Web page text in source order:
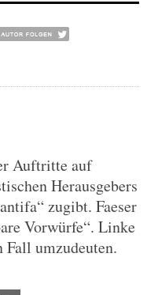
Auftritte auf
Herausgebers
zugibt. Faeser
Vorwürfe“. Linke
Fall umzudeuten.